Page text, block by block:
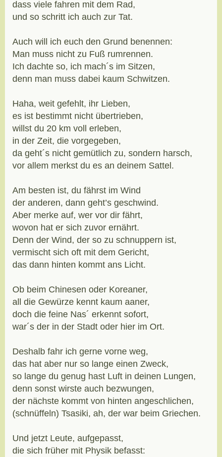
dass viele fahren mit dem Rad,
und so schritt ich auch zur Tat.
Auch will ich euch den Grund benennen:
Man muss nicht zu Fuß rumrennen.
Ich dachte so, ich mach´s im Sitzen,
denn man muss dabei kaum Schwitzen.
Haha, weit gefehlt, ihr Lieben,
es ist bestimmt nicht übertrieben,
willst du 20 km voll erleben,
in der Zeit, die vorgegeben,
da geht´s nicht gemütlich zu, sondern harsch,
vor allem merkst du es an deinem Sattel.
Am besten ist, du fährst im Wind
der anderen, dann geht’s geschwind.
Aber merke auf, wer vor dir fährt,
wovon hat er sich zuvor ernährt.
Denn der Wind, der so zu schnuppern ist,
vermischt sich oft mit dem Gericht,
das dann hinten kommt ans Licht.
Ob beim Chinesen oder Koreaner,
all die Gewürze kennt kaum aaner,
doch die feine Nas´ erkennt sofort,
war´s der in der Stadt oder hier im Ort.
Deshalb fahr ich gerne vorne weg,
das hat aber nur so lange einen Zweck,
so lange du genug hast Luft in deinen Lungen,
denn sonst wirste auch bezwungen,
der nächste kommt von hinten angeschlichen,
(schnüffeln) Tsasiki, ah, der war beim Griechen.
Und jetzt Leute, aufgepasst,
die sich früher mit Physik befasst: